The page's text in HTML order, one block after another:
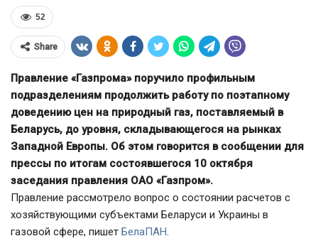
52
Share
Правление «Газпрома» поручило профильным
подразделениям продолжить работу по поэтапному
доведению цен на природный газ, поставляемый в
Беларусь, до уровня, складывающегося на рынках
Западной Европы. Об этом говорится в сообщении для
прессы по итогам состоявшегося 10 октября
заседания правления ОАО «Газпром».
Правление рассмотрело вопрос о состоянии расчетов с
хозяйствующими субъектами Беларуси и Украины в
газовой сфере, пишет БелаПАН.